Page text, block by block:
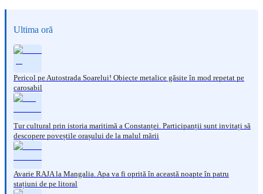
Ultima oră
Pericol pe Autostrada Soarelui! Obiecte metalice găsite în mod repetat pe
carosabil
Tur cultural prin istoria maritimă a Constanței. Participanții sunt invitați să
descopere poveștile orașului de la malul mării
Avarie RAJA la Mangalia. Apa va fi oprită în această noapte în patru
stațiuni de pe litoral